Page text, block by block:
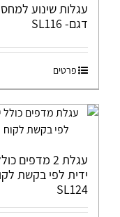
עגלות שינוע
דגם- SL116
פרטים
עגלת 2 מדפים
ידית לפי בקשת
SL124